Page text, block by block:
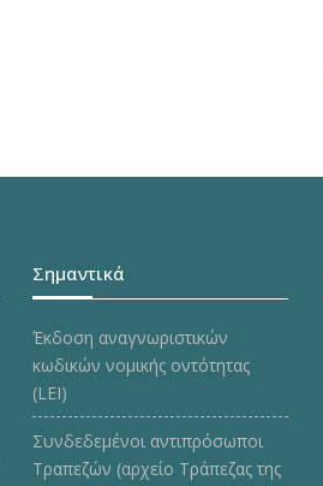
Σημαντικά
Έκδοση αναγνωριστικών
κωδικών νομικής οντότητας
(LEI)
Συνδεδεμένοι αντιπρόσωποι
Τραπεζών (αρχείο Τράπεζας της